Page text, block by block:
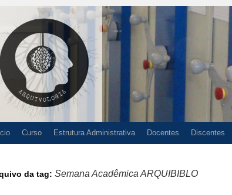
Curso Estrutura Administrativa Docentes Discentes
da tag: Semana Acadêmica ARQUIBIBLO